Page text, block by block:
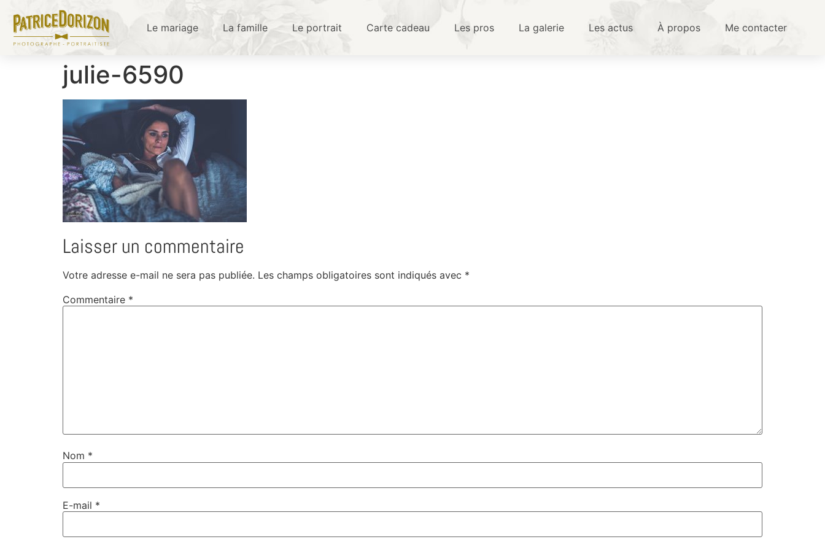
Le mariage La famille Le portrait Carte cadeau Les pros La galerie Les actus À propos Me contacter
julie-6590
Laisser un commentaire
Votre adresse e-mail ne sera pas publiée. Les champs obligatoires sont indiqués avec *
Commentaire *
Nom *
E-mail *